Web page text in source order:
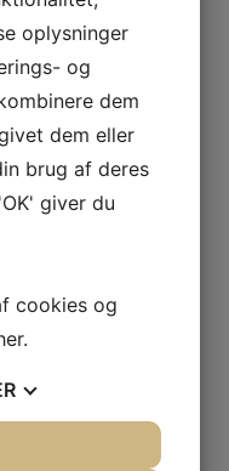
oplysninger
og
dem
dem eller
brug af deres
giver du
cookies og
.